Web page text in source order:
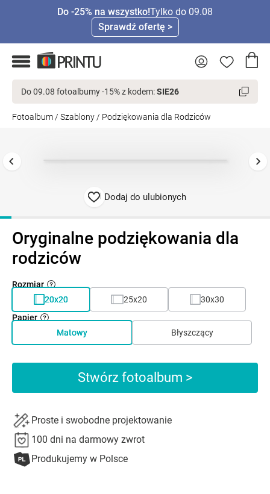
Do -25% na wszystko!Tylko do 09.08
Sprawdź ofertę >
Do 09.08 fotoalbumy -15% z kodem:SIE26
Fotoalbum / Szablony / Podziękowania dla Rodziców
Dodaj do ulubionych
Oryginalne podziękowania dla
rodziców
Rozmiar
20x20
25x20
30x30
Papier
Matowy
Błyszczący
Stwórz fotoalbum >
Proste i swobodne projektowanie
100 dni na darmowy zwrot
Produkujemy w Polsce